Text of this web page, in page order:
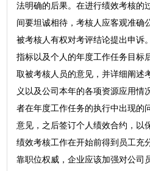
法明确的后果。在进行绩效考核的
间要坦诚相待，考核人应客观准确
被考核人有权对考评结论提出申诉
指标以及个人的年度工作任务目标
取被考核人员的意见，并详细阐述
义以及公司本年的各项资源应用情
者在年度工作任务的执行中出现的
意见，之后签订个人绩效合约，以
绩效考核工作在开始前得到员工充
靠职位权威，企业应该加强对公司